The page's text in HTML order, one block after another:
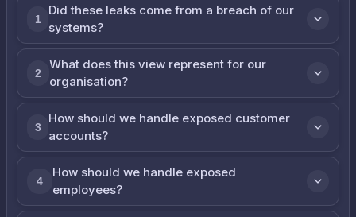
1
Did these leaks come from a breach of our
systems?
2
What does this view represent for our
organisation?
3
How should we handle exposed customer
accounts?
4
How should we handle exposed
employees?